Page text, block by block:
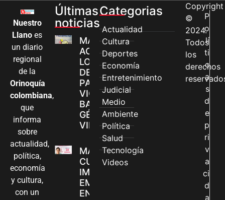
Nuestro
Llano es
un diario
regional
de la
Orinoquía
colombiana,
que
informa
sobre
actualidad,
política,
economía
y cultura,
con un
Últimas
noticias
MÁS MUJERES
ACCEDEN A
LOS CANALES
DE ATENCIÓN
PARA
VIOLENCIAS
BASADAS EN
GÉNERO EN
VILLAVICENCIO
MADRES
CUIDADORAS
IMPULSAN SUS
EMPRENDIMIENTOS
EN LA FERIA
Categorias
Actualidad
Cultura
Deportes
Economía
Entretenimiento
Judicial
Medio
Ambiente
Política
Salud
Tecnología
Videos
Copyright
©
2024.
Todos
los
derechos
P
o
lí
ti
c
a
s
d
e
p
ri
v
a
ci
d
a